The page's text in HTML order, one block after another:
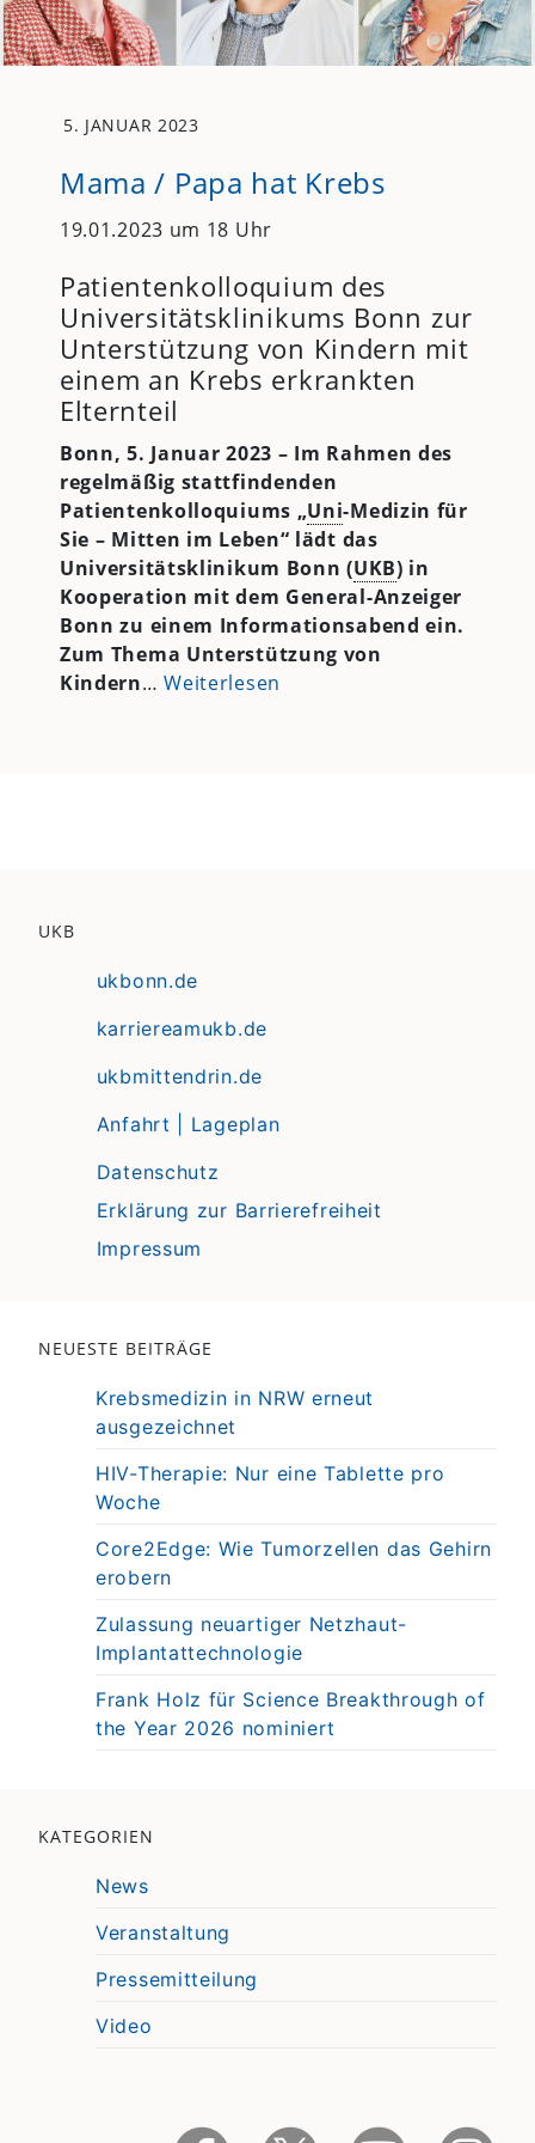
5. JANUAR 2023
Mama / Papa hat Krebs
19.01.2023 um 18 Uhr
Patientenkolloquium des
Universitätsklinikums Bonn zur
Unterstützung von Kindern mit
einem an Krebs erkrankten
Elternteil
Bonn, 5. Januar 2023 – Im Rahmen des
regelmäßig stattfindenden
Patientenkolloquiums „Uni-Medizin für
Sie – Mitten im Leben“ lädt das
Universitätsklinikum Bonn (UKB) in
Kooperation mit dem General-Anzeiger
Bonn zu einem Informationsabend ein.
Zum Thema Unterstützung von
Kindern…Weiterlesen
UKB
ukbonn.de
karriereamukb.de
ukbmittendrin.de
Anfahrt | Lageplan
Datenschutz
Erklärung zur Barrierefreiheit
Impressum
NEUESTE BEITRÄGE
Krebsmedizin in NRW erneut
ausgezeichnet
HIV-Therapie: Nur eine Tablette pro
Woche
Core2Edge: Wie Tumorzellen das Gehirn
erobern
Zulassung neuartiger Netzhaut-
Implantattechnologie
Frank Holz für Science Breakthrough of
the Year 2026 nominiert
KATEGORIEN
News
Veranstaltung
Pressemitteilung
Video